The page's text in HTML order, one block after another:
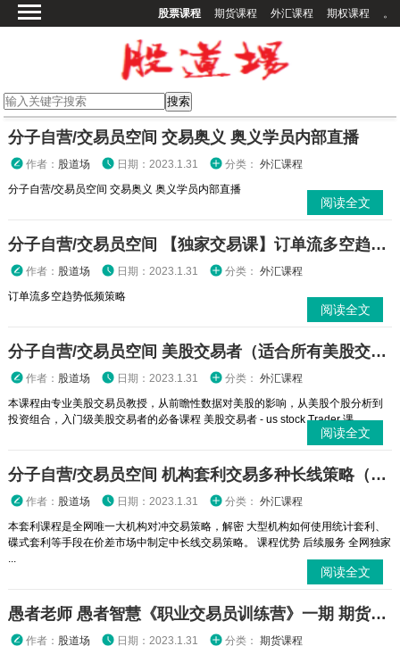
股票课程 期货课程 外汇课程 期权课程 。
期货课程
期权课程
外汇课程
高校课程
登录
分子自营/交易员空间 交易奥义 奥义学员内部直播
作者： 股道场 日期：2023.1.31 分类： 外汇课程
分子自营/交易员空间 交易奥义 奥义学员内部直播
阅读全文
分子自营/交易员空间 【独家交易课】订单流多空趋势低频策略
作者： 股道场 日期：2023.1.31 分类： 外汇课程
订单流多空趋势低频策略
阅读全文
分子自营/交易员空间 美股交易者（适合所有美股交易者）第一期【独家交易课】
作者： 股道场 日期：2023.1.31 分类： 外汇课程
本课程由专业美股交易员教授，从前瞻性数据对美股的影响，从美股个股分析到
投资组合，入门级美股交易者的必备课程 美股交易者 - us stock Trader 课...
阅读全文
分子自营/交易员空间 机构套利交易多种长线策略（【独家交易课】适合中长线交易者）
作者： 股道场 日期：2023.1.31 分类： 外汇课程
本套利课程是全网唯一大机构对冲交易策略，解密 大型机构如何使用统计套利、
碟式套利等手段在价差市场中制定中长线交易策略。 课程优势 后续服务 全网独家
...
阅读全文
愚者老师 愚者智慧《职业交易员训练营》一期 期货视频课程
作者： 股道场 日期：2023.1.31 分类： 期货课程